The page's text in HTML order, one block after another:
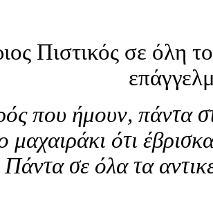
Πιστικός σε όλη
που ήμουν, πάντα
μαχαιράκι ότι
σε όλα τα